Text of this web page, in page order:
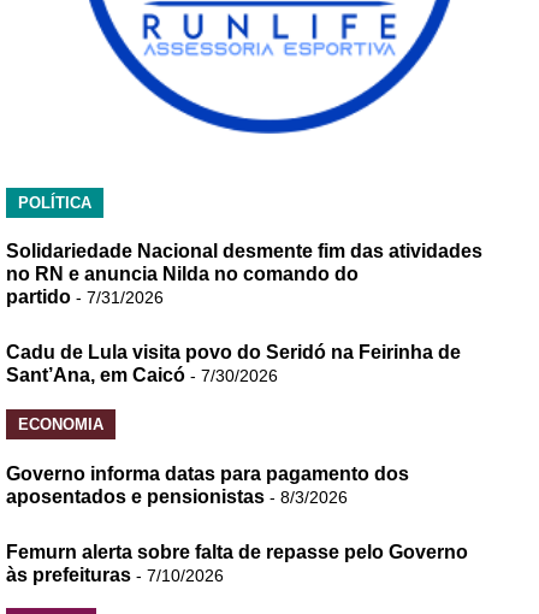
POLÍTICA
Solidariedade Nacional desmente fim das atividades
no RN e anuncia Nilda no comando do
partido - 7/31/2026
Cadu de Lula visita povo do Seridó na Feirinha de
Sant’Ana, em Caicó - 7/30/2026
ECONOMIA
Governo informa datas para pagamento dos
aposentados e pensionistas - 8/3/2026
Femurn alerta sobre falta de repasse pelo Governo
às prefeituras - 7/10/2026